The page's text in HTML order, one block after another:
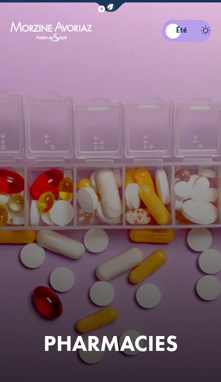
Afficher la barre de navigation du
Été
PHARMACIES